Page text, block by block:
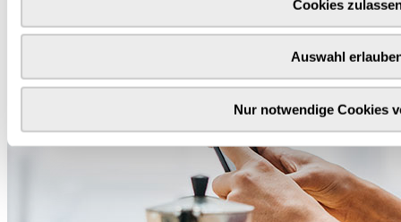
Cookies
Auswahl
Nur notwendige Cookies